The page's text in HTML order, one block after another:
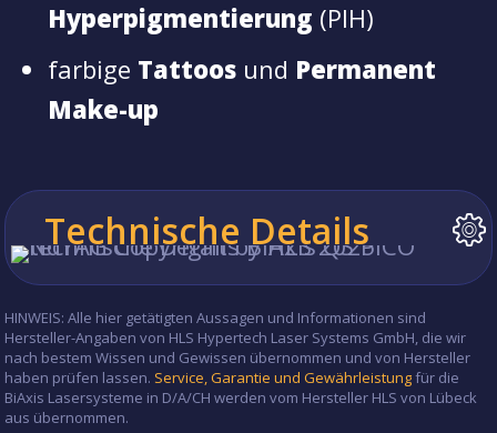
Hyperpigmentierung (PIH)
farbige Tattoos und Permanent
Make-up
Technische Details
HINWEIS: Alle hier getätigten Aussagen und Informationen sind
Hersteller-Angaben von HLS Hypertech Laser Systems GmbH, die wir
nach bestem Wissen und Gewissen übernommen und von Hersteller
haben prüfen lassen. Service, Garantie und Gewährleistungfür die
BiAxis Lasersysteme in D/A/CH werden vom Hersteller HLS von Lübeck
aus übernommen.